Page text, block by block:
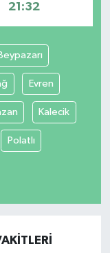
21:32
Evren
Kalecik
Polatlı